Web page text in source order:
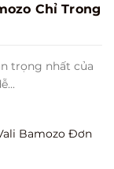
Chỉ Trong
trọng nhất của